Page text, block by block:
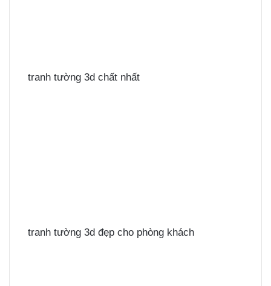
tranh tường 3d chất nhất
tranh tường 3d đẹp cho phòng khách